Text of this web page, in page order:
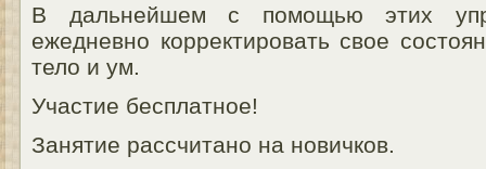
В дальнейшем с помощью этих
ежедневно корректировать свое
тело и ум.
Участие бесплатное!
Занятие рассчитано на новичков.